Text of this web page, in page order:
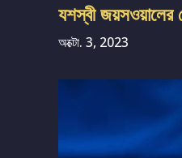
যশস্বী জয়সওয়ালের
অক্টো. 3, 2023